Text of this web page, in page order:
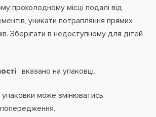
прохолодному місці подалі від
уникати потрапляння прямих
Зберігати в недоступному для дітей
: вказано на упаковці.
упаковки може змінюватись